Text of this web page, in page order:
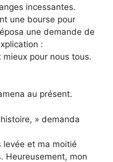
incessantes.
une bourse pour
une demande de
:
mieux pour nous tous.
au présent.
» demanda
levée et ma moitié
Heureusement, mon